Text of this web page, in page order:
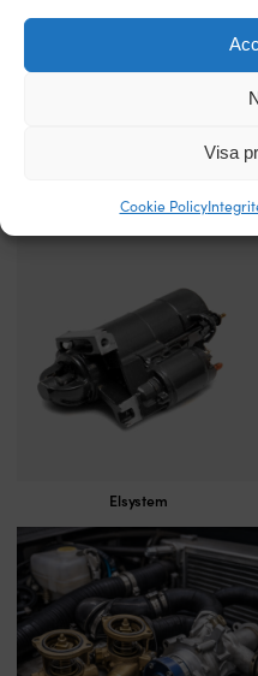
Visa
Cookie Policy
Bränslesystem
Elsystem